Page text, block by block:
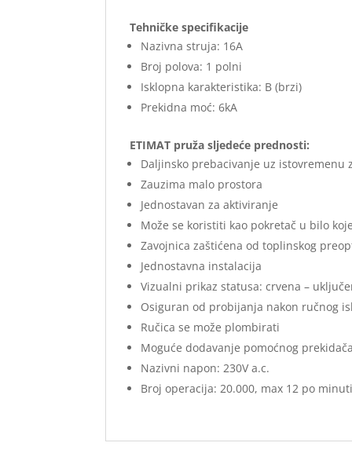
Tehničke specifikacije
Nazivna struja: 16A
Broj polova: 1 polni
Isklopna karakteristika: B (brzi)
Prekidna moć: 6kA
ETIMAT pruža sljedeće prednosti:
Daljinsko prebacivanje uz istovremenu
Zauzima malo prostora
Jednostavan za aktiviranje
Može se koristiti kao pokretač u bilo
Zavojnica zaštićena od toplinskog
Jednostavna instalacija
Vizualni prikaz statusa: crvena –
Osiguran od probijanja nakon ručnog
Ručica se može plombirati
Moguće dodavanje pomoćnog
Nazivni napon: 230V a.c.
Broj operacija: 20.000, max 12 po